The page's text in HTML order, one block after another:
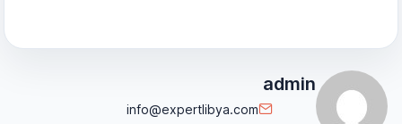
admin
info@expertlibya.com